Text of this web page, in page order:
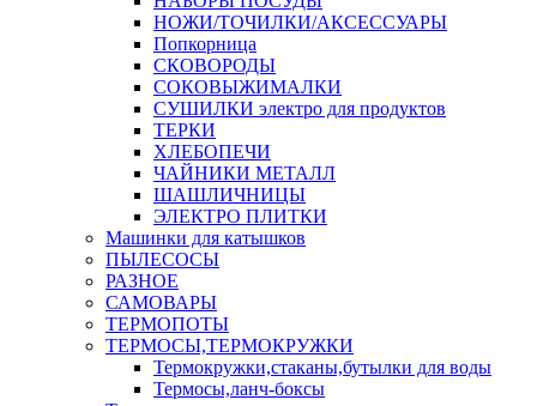
НОЖИ/ТОЧИЛКИ/АКСЕССУАРЫ
Попкорница
СКОВОРОДЫ
СОКОВЫЖИМАЛКИ
СУШИЛКИ электро для продуктов
ТЕРКИ
ХЛЕБОПЕЧИ
ЧАЙНИКИ МЕТАЛЛ
ШАШЛИЧНИЦЫ
ЭЛЕКТРО ПЛИТКИ
Машинки для катышков
ПЫЛЕСОСЫ
РАЗНОЕ
САМОВАРЫ
ТЕРМОПОТЫ
ТЕРМОСЫ,ТЕРМОКРУЖКИ
Термокружки,стаканы,бутылки для воды
Термосы,ланч-боксы